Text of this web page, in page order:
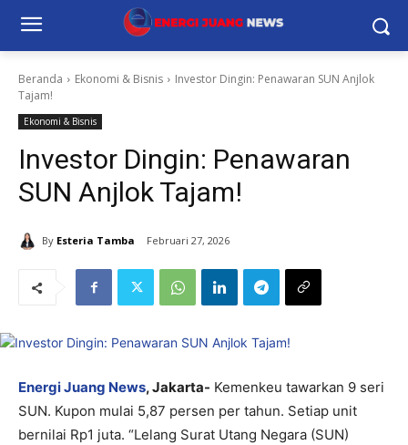
Beranda Ekonomi & Bisnis
Investor Dingin: Penawaran SUN Anjlok
Tajam!
Ekonomi & Bisnis
Investor Dingin: Penawaran
SUN Anjlok Tajam!
By Esteria Tamba Februari 27, 2026
Energi Juang News, Jakarta- Kemenkeu tawarkan 9 seri
SUN. Kupon mulai 5,87 persen per tahun. Setiap unit
bernilai Rp1 juta. “Lelang Surat Utang Negara (SUN)